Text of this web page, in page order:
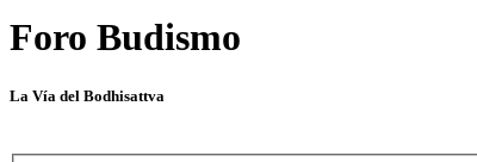
Foro Budismo
La Vía del Bodhisattva